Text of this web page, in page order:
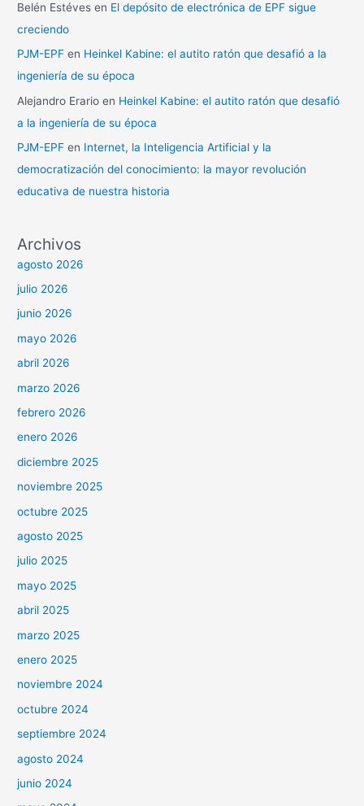
Belén Estéves en El depósito de electrónica de EPF sigue
creciendo
PJM-EPF en Heinkel Kabine: el autito ratón que desafió a la
ingeniería de su época
Alejandro Erario en Heinkel Kabine: el autito ratón que desafió
a la ingeniería de su época
PJM-EPF en Internet, la Inteligencia Artificial y la
democratización del conocimiento: la mayor revolución
educativa de nuestra historia
Archivos
agosto 2026
julio 2026
junio 2026
mayo 2026
abril 2026
marzo 2026
febrero 2026
enero 2026
diciembre 2025
noviembre 2025
octubre 2025
agosto 2025
julio 2025
mayo 2025
abril 2025
marzo 2025
enero 2025
noviembre 2024
octubre 2024
septiembre 2024
agosto 2024
junio 2024